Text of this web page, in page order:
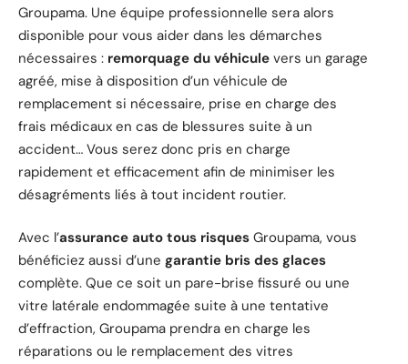
Groupama. Une équipe professionnelle sera alors
disponible pour vous aider dans les démarches
nécessaires : remorquage du véhicule vers un garage
agréé, mise à disposition d’un véhicule de
remplacement si nécessaire, prise en charge des
frais médicaux en cas de blessures suite à un
accident… Vous serez donc pris en charge
rapidement et efficacement afin de minimiser les
désagréments liés à tout incident routier.
Avec l’assurance auto tous risques Groupama, vous
bénéficiez aussi d’une garantie bris des glaces
complète. Que ce soit un pare-brise fissuré ou une
vitre latérale endommagée suite à une tentative
d’effraction, Groupama prendra en charge les
réparations ou le remplacement des vitres